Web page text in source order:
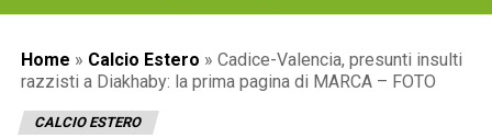
Home » Calcio Estero » Cadice-Valencia, presunti insulti
razzisti a Diakhaby: la prima pagina di MARCA – FOTO
CALCIO ESTERO